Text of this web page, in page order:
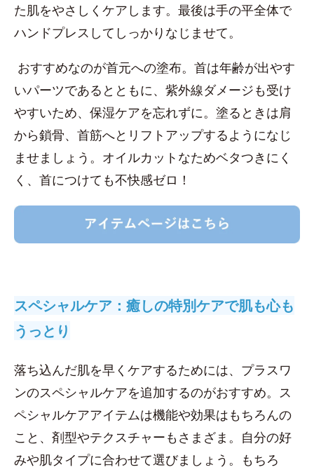
た肌をやさしくケアします。最後は手の平全体で
ハンドプレスしてしっかりなじませて。
おすすめなのが首元への塗布。首は年齢が出やす
いパーツであるとともに、紫外線ダメージも受け
やすいため、保湿ケアを忘れずに。塗るときは肩
から鎖骨、首筋へとリフトアップするようになじ
ませましょう。オイルカットなためベタつきにく
く、首につけても不快感ゼロ！
スペシャルケア：癒しの特別ケアで肌も心も
うっとり
落ち込んだ肌を早くケアするためには、プラスワ
ンのスペシャルケアを追加するのがおすすめ。ス
ペシャルケアアイテムは機能や効果はもちろんの
こと、剤型やテクスチャーもさまざま。自分の好
みや肌タイプに合わせて選びましょう。もちろ